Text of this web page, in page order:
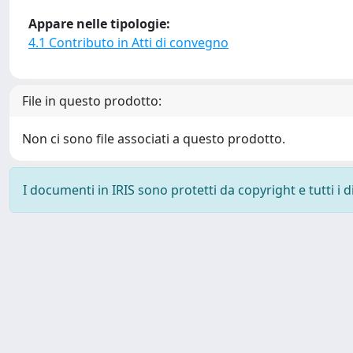
Appare nelle tipologie:
4.1 Contributo in Atti di convegno
File in questo prodotto:
Non ci sono file associati a questo prodotto.
I documenti in IRIS sono protetti da copyright e tutti i